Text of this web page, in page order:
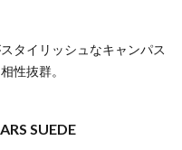
タイリッシュなキャンパス
性抜群。
SUEDE